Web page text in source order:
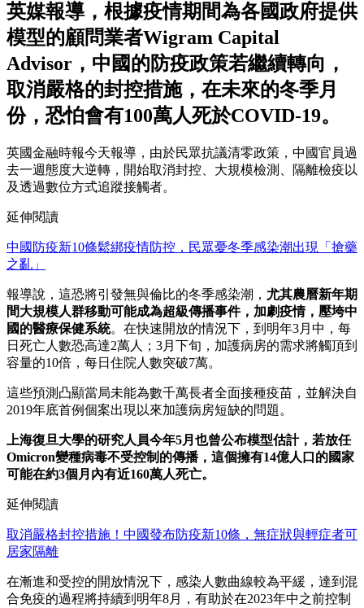
英媒報導，根據疫情期間為各國政府提供
模型的顧問業者Wigram Capital
Advisor，中國的防疫政策若繼續轉向，
取消嚴格的封控措施，在未來的冬季月
份，恐怕會有100萬人死於COVID-19。
英國金融時報今天報導，由於民眾抗議清零政策，中國官員過
去一週態度大逆轉，開始取消封控、大規模檢測、隔離檢疫以
及透過數位方式追蹤接觸者。
延伸閱讀
中國防疫新10條鬆綁疫情防控，民眾憂冬季感染潮出現「搶藥
之亂」
報導說，這恐將引發無與倫比的冬季感染潮， 尤其農曆新年期
間大規模人群移動可能成為超級傳播事件，加劇疫情，壓垮中
國的醫療保健系統。在快速開放的情況下，到明年3月中，每
日死亡人數恐高達2萬人；3月下旬，加護病房的需求將觸頂到
容量的10倍，每日住院人數突破7萬。
這些預測凸顯當局未能為數千萬長者全面接種疫苗，並解決自
2019年底首例個案出現以來加護病房短缺的問題。
上海復旦大學的研究人員今年5月也曾公布模型估計，若放任
Omicron變種病毒不受控制的傳播，這個擁有14億人口的國家
可能在約3個月內有近160萬人死亡。
延伸閱讀
取消嚴格封控措施！中國發布防疫新10條，無症狀與輕症者可
居家隔離
在漸進和受控的開放情況下，感染人數曲線較為平緩，達到混
合免疫的過程將持續到明年8月，有助於在2023年中之前控制